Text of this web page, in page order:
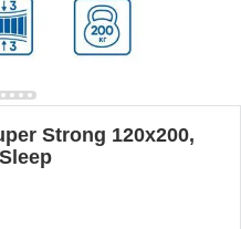
Strong 120x200,